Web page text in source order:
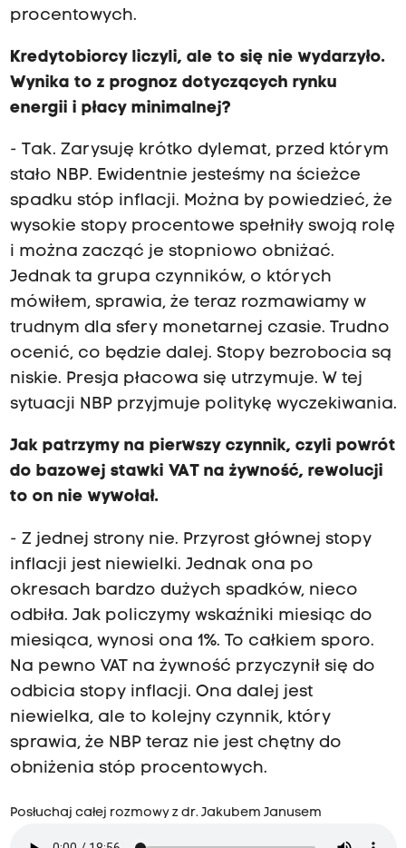
procentowych.
Kredytobiorcy liczyli, ale to się nie wydarzyło.
Wynika to z prognoz dotyczących rynku
energii i płacy minimalnej?
- Tak. Zarysuję krótko dylemat, przed którym
stało NBP. Ewidentnie jesteśmy na ścieżce
spadku stóp inflacji. Można by powiedzieć, że
wysokie stopy procentowe spełniły swoją rolę
i można zacząć je stopniowo obniżać.
Jednak ta grupa czynników, o których
mówiłem, sprawia, że teraz rozmawiamy w
trudnym dla sfery monetarnej czasie. Trudno
ocenić, co będzie dalej. Stopy bezrobocia są
niskie. Presja płacowa się utrzymuje. W tej
sytuacji NBP przyjmuje politykę wyczekiwania.
Jak patrzymy na pierwszy czynnik, czyli powrót
do bazowej stawki VAT na żywność, rewolucji
to on nie wywołał.
- Z jednej strony nie. Przyrost głównej stopy
inflacji jest niewielki. Jednak ona po
okresach bardzo dużych spadków, nieco
odbiła. Jak policzymy wskaźniki miesiąc do
miesiąca, wynosi ona 1%. To całkiem sporo.
Na pewno VAT na żywność przyczynił się do
odbicia stopy inflacji. Ona dalej jest
niewielka, ale to kolejny czynnik, który
sprawia, że NBP teraz nie jest chętny do
obniżenia stóp procentowych.
Posłuchaj całej rozmowy z dr. Jakubem Janusem